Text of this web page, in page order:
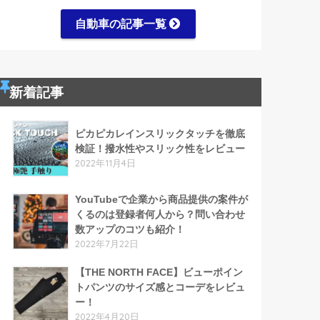
自動車の記事一覧
新着記事
ピカピカレインスリックタッチを徹底
検証！撥水性やスリック性をレビュー
2022年11月4日
YouTubeで企業から商品提供の案件が
くるのは登録者何人から？問い合わせ
数アップのコツも紹介！
2022年7月22日
【THE NORTH FACE】ビューポイン
トパンツのサイズ感とコーデをレビュ
ー！
2022年4月20日